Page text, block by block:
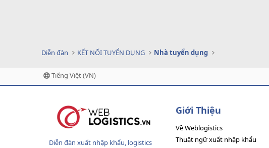
Diễn đàn KẾT NỐI TUYỂN DỤNG Nhà tuyển dụng
Tiếng Việt (VN)
Diễn đàn xuất nhập khẩu, logistics
Giới Thiệu
Về Weblogistics
Thuật ngữ xuất nhập khẩu